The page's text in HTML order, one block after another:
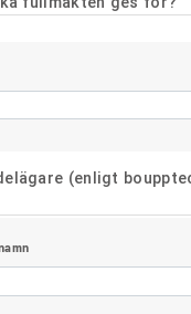
(enligt